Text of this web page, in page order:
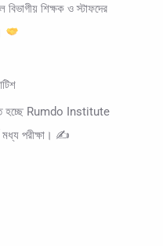
শিক্ষক ও স্টাফদের
হচ্ছে Rumdo Institute
পরীক্ষা। ✍